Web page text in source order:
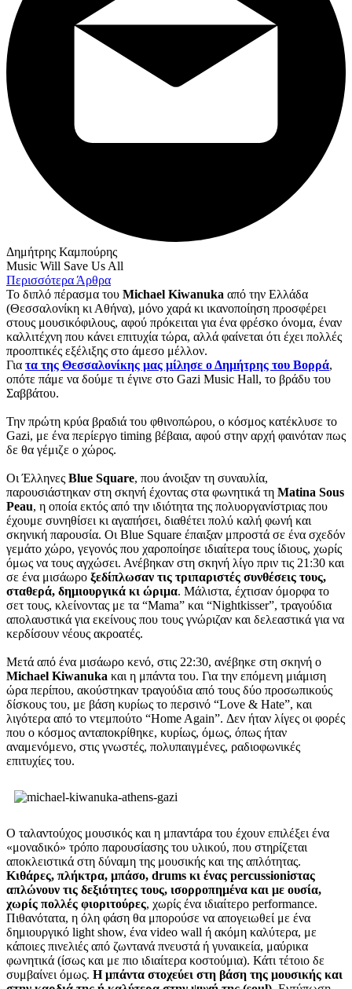
Δημήτρης Καμπούρης
Music Will Save Us All
Περισσότερα Άρθρα
Το διπλό πέρασμα του Michael Kiwanuka από την Ελλάδα
(Θεσσαλονίκη κι Αθήνα), μόνο χαρά κι ικανοποίηση προσφέρει
στους μουσικόφιλους, αφού πρόκειται για ένα φρέσκο όνομα, έναν
καλλιτέχνη που κάνει επιτυχία τώρα, αλλά φαίνεται ότι έχει πολλές
προοπτικές εξέλιξης στο άμεσο μέλλον.
Για τα της Θεσσαλονίκης μας μίλησε ο Δημήτρης του Βορρά,
οπότε πάμε να δούμε τι έγινε στο Gazi Music Hall, το βράδυ του
Σαββάτου.
Την πρώτη κρύα βραδιά του φθινοπώρου, ο κόσμος κατέκλυσε το
Gazi, με ένα περίεργο timing βέβαια, αφού στην αρχή φαινόταν πως
δε θα γέμιζε ο χώρος.
Οι Έλληνες Blue Square, που άνοιξαν τη συναυλία,
παρουσιάστηκαν στη σκηνή έχοντας στα φωνητικά τη Matina Sous
Peau, η οποία εκτός από την ιδιότητα της πολυοργανίστριας που
έχουμε συνηθίσει κι αγαπήσει, διαθέτει πολύ καλή φωνή και
σκηνική παρουσία. Οι Blue Square έπαιξαν μπροστά σε ένα σχεδόν
γεμάτο χώρο, γεγονός που χαροποίησε ιδιαίτερα τους ίδιους, χωρίς
όμως να τους αγχώσει. Ανέβηκαν στη σκηνή λίγο πριν τις 21:30 και
σε ένα μισάωρο ξεδίπλωσαν τις τριπαριστές συνθέσεις τους,
σταθερά, δημιουργικά κι ώριμα. Μάλιστα, έχτισαν όμορφα το
σετ τους, κλείνοντας με τα “Mama” και “Nightkisser”, τραγούδια
απολαυστικά για εκείνους που τους γνώριζαν και δελεαστικά για να
κερδίσουν νέους ακροατές.
Μετά από ένα μισάωρο κενό, στις 22:30, ανέβηκε στη σκηνή ο
Michael Kiwanuka και η μπάντα του. Για την επόμενη μιάμιση
ώρα περίπου, ακούστηκαν τραγούδια από τους δύο προσωπικούς
δίσκους του, με βάση κυρίως το περσινό “Love & Hate”, και
λιγότερα από το ντεμπούτο “Home Again”. Δεν ήταν λίγες οι φορές
που ο κόσμος ανταποκρίθηκε, κυρίως, όμως, όπως ήταν
αναμενόμενο, στις γνωστές, πολυπαιγμένες, ραδιοφωνικές
επιτυχίες του.
Ο ταλαντούχος μουσικός και η μπαντάρα του έχουν επιλέξει ένα
«μοναδικό» τρόπο παρουσίασης του υλικού, που στηρίζεται
αποκλειστικά στη δύναμη της μουσικής και της απλότητας.
Κιθάρες, πλήκτρα, μπάσο, drums κι ένας percussioniστας
απλώνουν τις δεξιότητες τους, ισορροπημένα και με ουσία,
χωρίς πολλές φιοριτούρες, χωρίς ένα ιδιαίτερο performance.
Πιθανότατα, η όλη φάση θα μπορούσε να απογειωθεί με ένα
δημιουργικό light show, ένα video wall ή ακόμη καλύτερα, με
κάποιες πινελιές από ζωντανά πνευστά ή γυναικεία, μαύρικα
φωνητικά (ίσως και με πιο ιδιαίτερα κοστούμια). Κάτι τέτοιο δε
συμβαίνει όμως. Η μπάντα στοχεύει στη βάση της μουσικής και